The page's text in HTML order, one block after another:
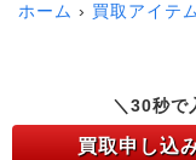
ホーム 買取アイテ
＼30秒で
買取申し込